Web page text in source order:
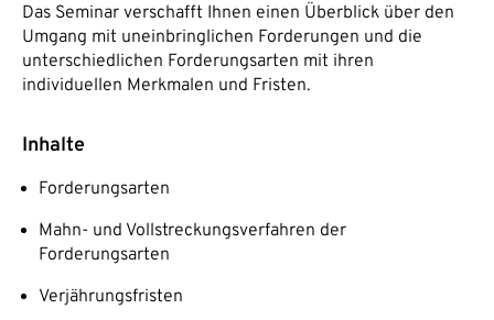
Das Seminar verschafft Ihnen einen Überblick über den
Umgang mit uneinbringlichen Forderungen und die
unterschiedlichen Forderungsarten mit ihren
individuellen Merkmalen und Fristen.
Inhalte
Forderungsarten
Mahn- und Vollstreckungsverfahren der
Forderungsarten
Verjährungsfristen